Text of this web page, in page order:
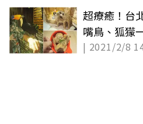
超療癒！台
嘴鳥、狐獴
吃完會想念
| 2021/2/8